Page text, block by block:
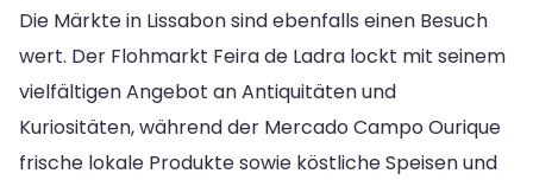
Die Märkte in Lissabon sind ebenfalls einen Besuch
wert. Der Flohmarkt Feira de Ladra lockt mit seinem
vielfältigen Angebot an Antiquitäten und
Kuriositäten, während der Mercado Campo Ourique
frische lokale Produkte sowie köstliche Speisen und